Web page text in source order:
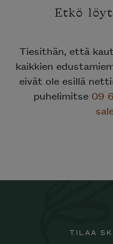
Etkö
Tiesithän, että
kaikkien
eivät ole esillä
puhelimitse 09
TILAA